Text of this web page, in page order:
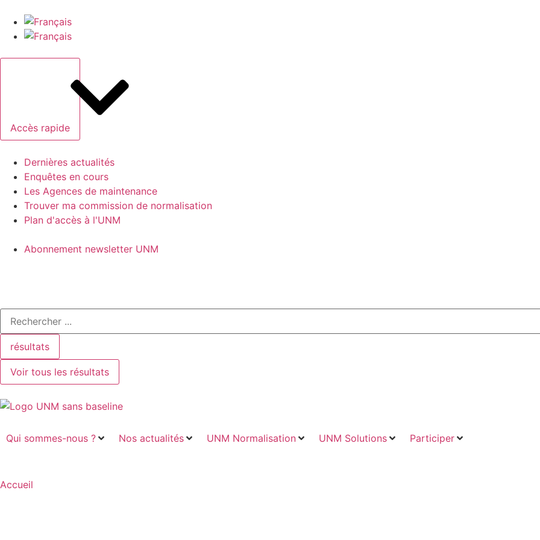
Accès rapide
Dernières actualités
Enquêtes en cours
Les Agences de maintenance
Trouver ma commission de normalisation
Plan d'accès à l'UNM
Abonnement newsletter UNM
résultats
Voir tous les résultats
Qui sommes-nous ? Nos actualités UNM Normalisation UNM Solutions Participer
Accueil